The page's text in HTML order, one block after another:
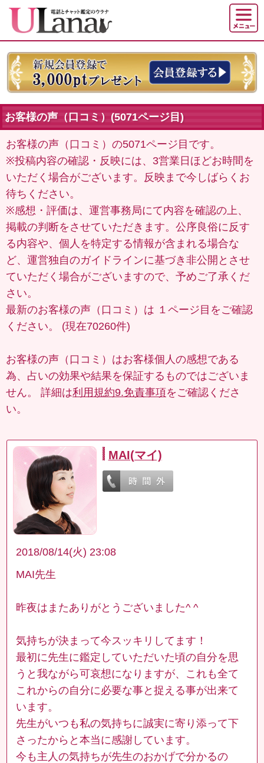
お客様の声（口コミ）(5071ページ目)
お客様の声（口コミ）の5071ページ目です。
※投稿内容の確認・反映には、3営業日ほどお時間を
いただく場合がございます。反映まで今しばらくお
待ちください。
※感想・評価は、運営事務局にて内容を確認の上、
掲載の判断をさせていただきます。公序良俗に反す
る内容や、個人を特定する情報が含まれる場合な
ど、運営独自のガイドラインに基づき非公開とさせ
ていただく場合がございますので、予めご了承くだ
さい。
最新のお客様の声（口コミ）は １ページ目 をご確認
ください。 (現在70260件)
お客様の声（口コミ）はお客様個人の感想である
為、占いの効果や結果を保証するものではございま
せん。 詳細は利用規約9.免責事項をご確認くださ
い。
MAI(マイ)
2018/08/14(火) 23:08
MAI先生
昨夜はまたありがとうございました^ ^
気持ちが決まって今スッキリしてます！
最初に先生に鑑定していただいた頃の自分を思
うと我ながら可哀想になりますが、これも全て
これからの自分に必要な事と捉える事が出来て
います。
先生がいつも私の気持ちに誠実に寄り添って下
さったからと本当に感謝しています。
今も主人の気持ちが先生のおかげで分かるの